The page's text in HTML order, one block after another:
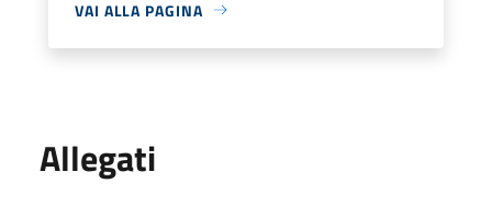
VAI ALLA PAGINA
Allegati